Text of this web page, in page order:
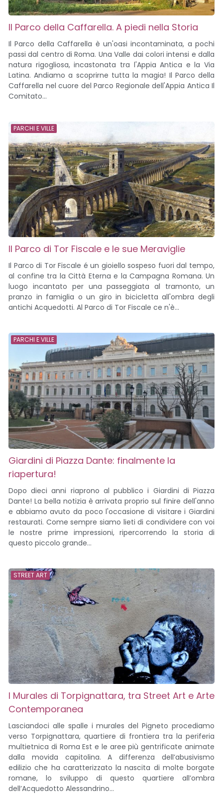
Il Parco della Caffarella. A piedi nella Storia
Il Parco della Caffarella è un'oasi incontaminata, a pochi
passi dal centro di Roma. Una Valle dai colori intensi e dalla
natura rigogliosa, incastonata tra l'Appia Antica e la Via
Latina. Andiamo a scoprirne tutta la magia! Il Parco della
Caffarella nel cuore del Parco Regionale dell'Appia Antica Il
Comitato...
PARCHI E VILLE
Il Parco di Tor Fiscale e le sue Meraviglie
Il Parco di Tor Fiscale é un gioiello sospeso fuori dal tempo,
al confine tra la Città Eterna e la Campagna Romana. Un
luogo incantato per una passeggiata al tramonto, un
pranzo in famiglia o un giro in bicicletta all'ombra degli
antichi Acquedotti. Al Parco di Tor Fiscale ce n'è...
PARCHI E VILLE
Giardini di Piazza Dante: finalmente la
riapertura!
Dopo dieci anni riaprono al pubblico i Giardini di Piazza
Dante! La bella notizia è arrivata proprio sul finire dell'anno
e abbiamo avuto da poco l'occasione di visitare i Giardini
restaurati. Come sempre siamo lieti di condividere con voi
le nostre prime impressioni, ripercorrendo la storia di
questo piccolo grande...
STREET ART
I Murales di Torpignattara, tra Street Art e Arte
Contemporanea
Lasciandoci alle spalle i murales del Pigneto procediamo
verso Torpignattara, quartiere di frontiera tra la periferia
multietnica di Roma Est e le aree più gentrificate animate
dalla movida capitolina. A differenza dell’abusivismo
edilizio che ha caratterizzato la nascita di molte borgate
romane, lo sviluppo di questo quartiere all’ombra
dell’Acquedotto Alessandrino...